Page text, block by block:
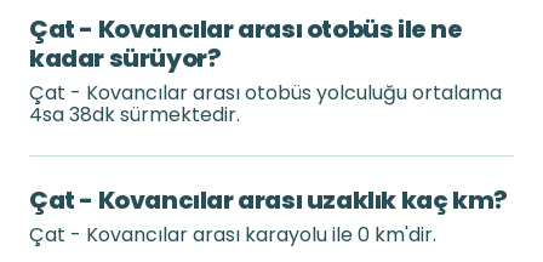
Çat - Kovancılar arası otobüs ile ne
kadar sürüyor?
Çat - Kovancılar arası otobüs yolculuğu ortalama
4sa 38dk sürmektedir.
Çat - Kovancılar arası uzaklık kaç km?
Çat - Kovancılar arası karayolu ile 0 km'dir.